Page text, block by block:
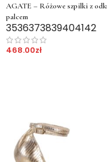
AGATE – Różowe szpilki z
palcem
3536373839404142
468.00zł